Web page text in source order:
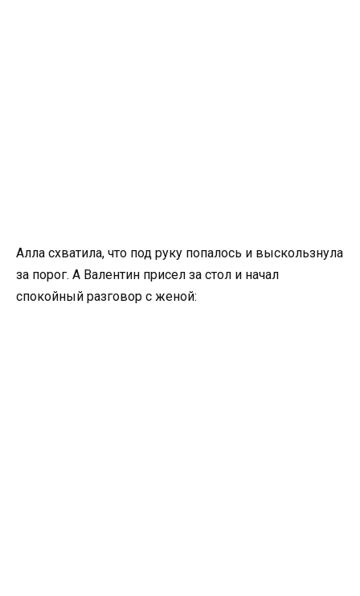
Алла схватила, что под руку попалось и выскользнула
за порог. А Валентин присел за стол и начал
спокойный разговор с женой: